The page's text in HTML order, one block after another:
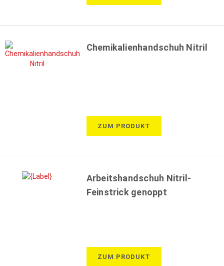
Chemikalienhandschuh Nitril
ZUM PRODUKT
Arbeitshandschuh Nitril-
Feinstrick genoppt
ZUM PRODUKT